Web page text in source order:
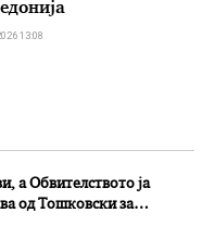
13:08
а Обвителството ја
од Тошковски за